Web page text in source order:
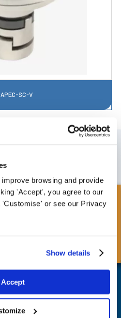
browsing and provide
'Accept', you agree to our
or see our Privacy
Show details
Accept
SC-V
NEWSLETTER
prodotti.
ISCRIVITI
Telefono:+44 (0) 1302727252Richiesta Veloce